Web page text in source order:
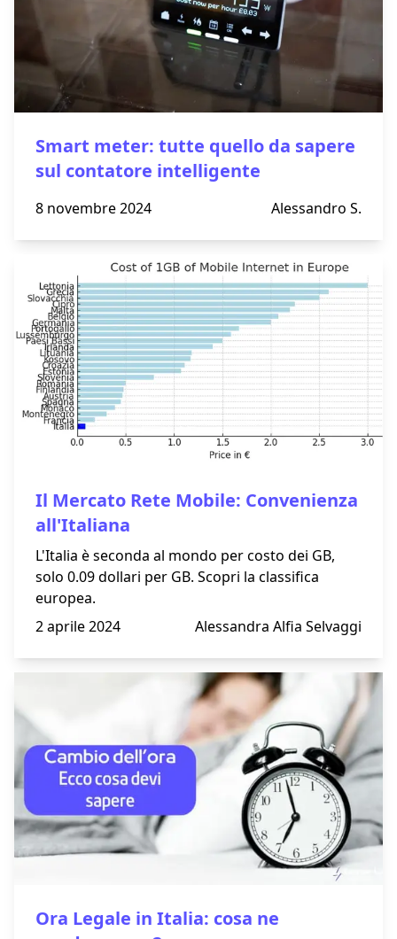
Smart meter: tutte quello da sapere
sul contatore intelligente
8 novembre 2024 Alessandro S.
Il Mercato Rete Mobile: Convenienza
all'Italiana
L'Italia è seconda al mondo per costo dei GB,
solo 0.09 dollari per GB. Scopri la classifica
europea.
2 aprile 2024
Alessandra Alfia Selvaggi
Ora Legale in Italia: cosa ne